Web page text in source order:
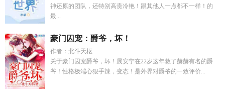
神还原的团队，还特别高贵冷艳！跟其他人一点都不一样！的
最...
豪门囚宠：爵爷，坏！
作者：北斗天枢
关于豪门囚宠爵爷，坏！展安宁在22岁这年救了赫赫有名的爵
爷！性格极端心狠手辣，变态！是外界对爵爷的一致评价...